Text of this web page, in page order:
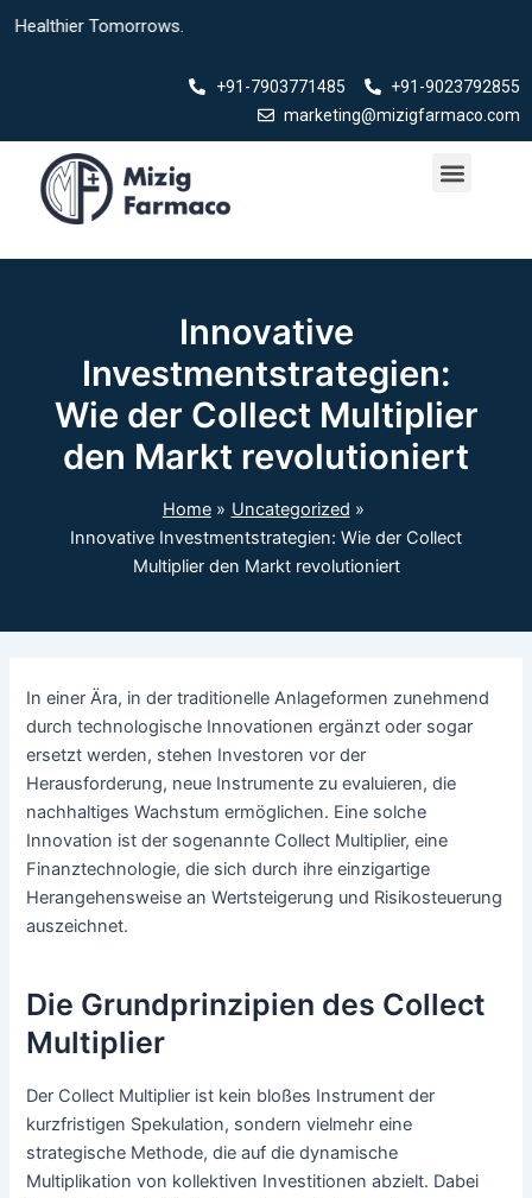
Tomorrows.
+91-7903771485
+91-9023792855
marketing@mizigfarmaco.com
Menu
Innovative
Investmentstrategien:
Wie der Collect Multiplier
den Markt revolutioniert
Home
Uncategorized
Innovative Investmentstrategien: Wie der Collect
Multiplier den Markt revolutioniert
In einer Ära, in der traditionelle Anlageformen zunehmend
durch technologische Innovationen ergänzt oder sogar
ersetzt werden, stehen Investoren vor der
Herausforderung, neue Instrumente zu evaluieren, die
nachhaltiges Wachstum ermöglichen. Eine solche
Innovation ist der sogenannte Collect Multiplier, eine
Finanztechnologie, die sich durch ihre einzigartige
Herangehensweise an Wertsteigerung und Risikosteuerung
auszeichnet.
Die Grundprinzipien des Collect
Multiplier
Der Collect Multiplier ist kein bloßes Instrument der
kurzfristigen Spekulation, sondern vielmehr eine
strategische Methode, die auf die dynamische
Multiplikation von kollektiven Investitionen abzielt. Dabei